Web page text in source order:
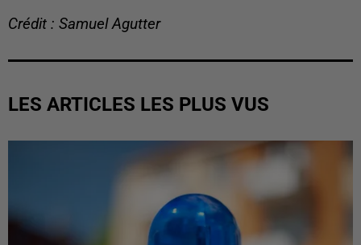
Crédit : Samuel Agutter
LES ARTICLES LES PLUS VUS